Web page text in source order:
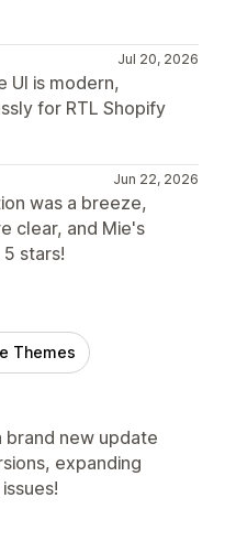
Jul 20, 2026
UI is modern,
for RTL Shopify
Jun 22, 2026
was a breeze,
clear, and Mie's
stars!
Themes
brand new update
expanding